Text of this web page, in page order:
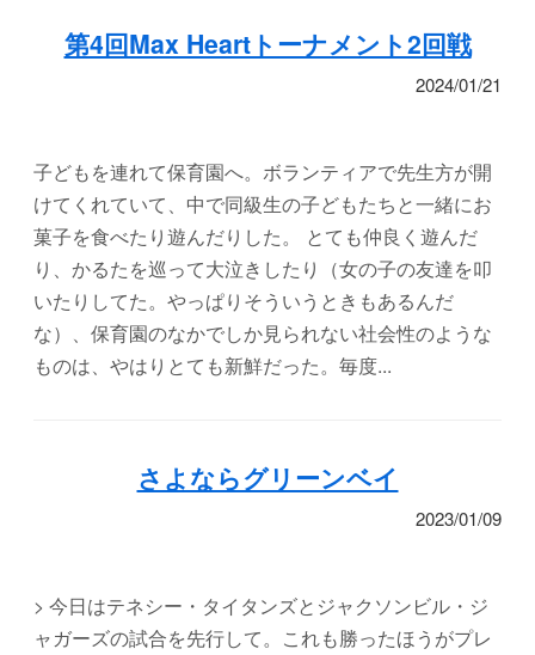
第4回Max Heartトーナメント2回戦
2024/01/21
子どもを連れて保育園へ。ボランティアで先生方が開
けてくれていて、中で同級生の子どもたちと一緒にお
菓子を食べたり遊んだりした。 とても仲良く遊んだ
り、かるたを巡って大泣きしたり（女の子の友達を叩
いたりしてた。やっぱりそういうときもあるんだ
な）、保育園のなかでしか見られない社会性のような
ものは、やはりとても新鮮だった。毎度...
さよならグリーンベイ
2023/01/09
> 今日はテネシー・タイタンズとジャクソンビル・ジ
ャガーズの試合を先行して。これも勝ったほうがプレ